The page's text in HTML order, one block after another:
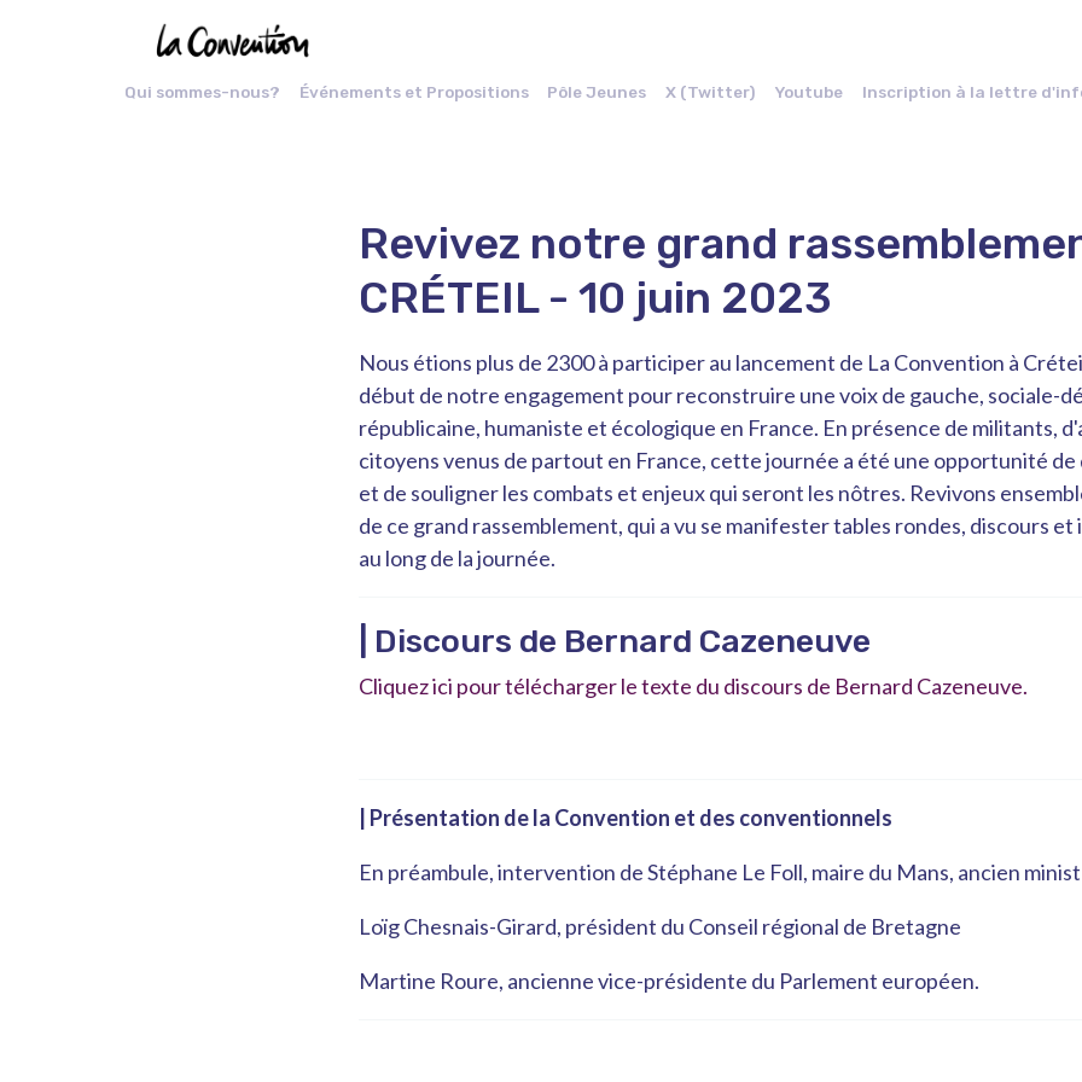
Qui sommes-nous? Événements et Propositions Pôle Jeunes X (Twitter) Youtube Inscription à la lettre
Revivez notre grand
CRÉTEIL - 10 juin 2023
Nous étions plus de 2300 à participer au lancement de La Convention à
début de notre engagement pour reconstruire une voix de gauche, sociale-
républicaine, humaniste et écologique en France. En présence de militants,
citoyens venus de partout en France, cette journée a été une opportunité
et de souligner les combats et enjeux qui seront les nôtres. Revivons
de ce grand rassemblement, qui a vu se manifester tables rondes, discours
au long de la journée.
| Discours de Bernard Cazeneuve
Cliquez ici pour télécharger le texte du discours de Bernard Cazeneuve.
| Présentation de la Convention et des conventionnels
En préambule, intervention de Stéphane Le Foll, maire du Mans, ancien
Loïg Chesnais-Girard, président du Conseil régional de Bretagne
Martine Roure, ancienne vice-présidente du Parlement européen.